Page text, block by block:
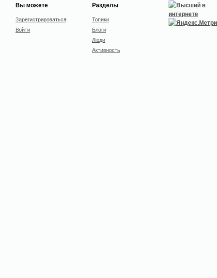
Вы можете
Зарегистрироваться
Войти
Разделы
Топики
Блоги
Люди
Активность